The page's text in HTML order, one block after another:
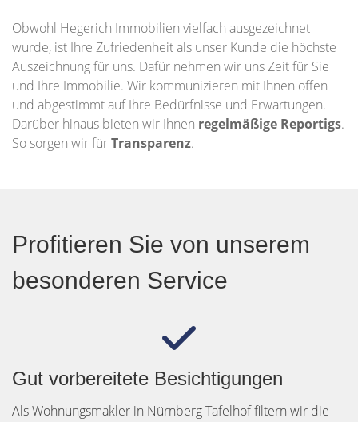
Obwohl Hegerich Immobilien vielfach ausgezeichnet
wurde, ist Ihre Zufriedenheit als unser Kunde die höchste
Auszeichnung für uns. Dafür nehmen wir uns Zeit für Sie
und Ihre Immobilie. Wir kommunizieren mit Ihnen offen
und abgestimmt auf Ihre Bedürfnisse und Erwartungen.
Darüber hinaus bieten wir Ihnen regelmäßige Reportigs.
So sorgen wir fürTransparenz.
Profitieren Sie von unserem
besonderen Service
Gut vorbereitete Besichtigungen
Als Wohnungsmakler in Nürnberg Tafelhof filtern wir die